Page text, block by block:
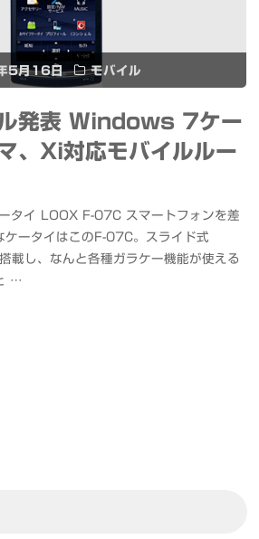
5月16日 モバイル
ル発表 Windows 7ケー
、Xi対応モバイルルー
タイ LOOX F-07C スマートフォンを差
ケータイはこのF-07C。スライド式
載し、なんと各種ガラケー機能が使える
…